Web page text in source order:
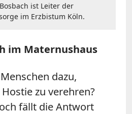
ist Leiter der
im Erzbistum Köln.
im Maternushaus
dazu,
zu verehren?
fällt die Antwort